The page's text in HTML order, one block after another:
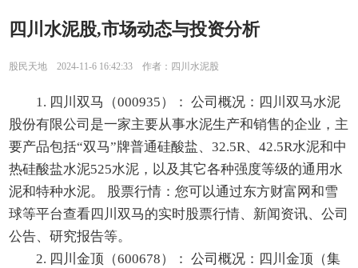
四川水泥股,市场动态与投资分析
股民天地 2024-11-6 16:42:33 作者：四川水泥股
1. 四川双马（000935）： 公司概况：四川双马水泥
股份有限公司是一家主要从事水泥生产和销售的企业，主
要产品包括“双马”牌普通硅酸盐、32.5R、42.5R水泥和中
热硅酸盐水泥525水泥，以及其它各种强度等级的通用水
泥和特种水泥。 股票行情：您可以通过东方财富网和雪
球等平台查看四川双马的实时股票行情、新闻资讯、公司
公告、研究报告等。
2. 四川金顶（600678）： 公司概况：四川金顶（集